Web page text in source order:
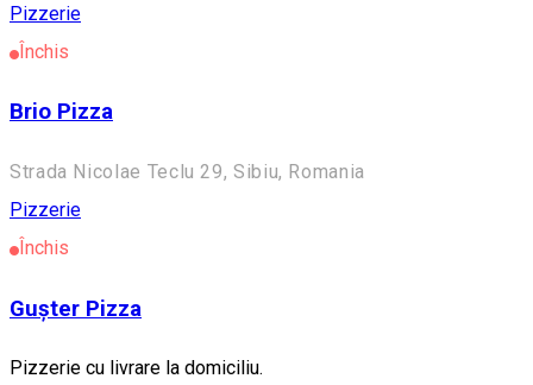
Pizzerie
Închis
Brio Pizza
Strada Nicolae Teclu 29, Sibiu, Romania
Pizzerie
Închis
Gușter Pizza
Pizzerie cu livrare la domiciliu.